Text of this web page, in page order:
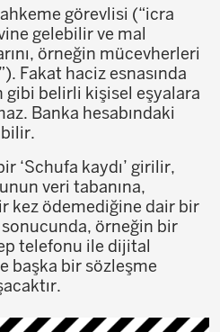
görevlisi (“icra
gelebilir ve mal
örneğin mücevherleri
Fakat haciz esnasında
gibi belirli kişisel eşyalara
Banka hesabındaki
‘Schufa kaydı’ girilir,
veri tabanına,
kez ödemediğine dair bir
sonucunda, örneğin bir
telefonu ile dijital
başka bir sözleşme